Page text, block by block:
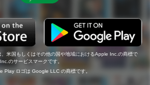
米国もしくはその他の国や地域におけるApple Inc.の商標で
のサービスマークです。
Play ロゴは Google LLC の商標です。